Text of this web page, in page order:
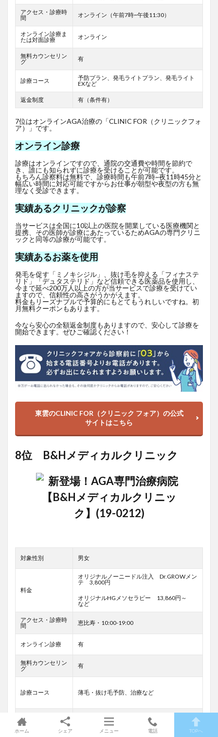
アクセス・診療時
間
オンライン（午前7時~午後11:30）
オンライン診療ま
たは対面診療
オンライン
無料カウンセリン
グ
有
診療コース
予防プラン、発毛ライトプラン、発毛ライト
EXなど
返金制度 有（条件有）
7位はオンラインAGA治療の「CLINIC FOR（クリニックフォ
ア）」です。
オンライン診療
診療はオンラインですので、通院の交通費や時間を節約で
き、誰にも知られずに診療を受けることが可能です。
もちろん診察料は無料で、診療時間も午前7時~夜11時45分と
幅広い時間に対応可能ですからお仕事が朝型や夜型の方も無
理なく受診できます。
実績あるクリニックが診察
当サービスは全国に10以上の医院を開業している医療機関と
提携、その医師が診療にあたっているためAGAの専門クリニ
ックと同等の診療が可能です。
実績あるお薬を使用
発毛を促す「ミノキシジル」、抜け毛を抑える「フィナステ
リド」「デュタステリド」など信頼できる医薬品を使用し、
今まで延べ200万人以上の方が当サービスで診療を受けてい
ますので、信頼性の高さがうかがえます。
料金もリーズナブルで予算的にもとてもうれしいですね。初
月無料クーポンもあります。
今なら安心の全額返金制度もありますので、安心して診療を
開始できます。ぜひご確認ください！
東雲のCLINIC FOR（クリニック フォア）の公式
サイトはこちら
8位 B&Hメディカルクリニック
対象性別 男女
料金
オリジナルノーニードル注入 Dr.GROWメン
テ 3,800円
オリジナルHGメソセラピー 13,860円～
など
アクセス・診療時
間
恵比寿・10:00-19:00
オンライン診療 有
無料カウンセリン
グ
有
診療コース 薄毛・抜け毛予防、治療など
返金 有（条件有）
ホーム シェア メニュー 電話 TOPへ